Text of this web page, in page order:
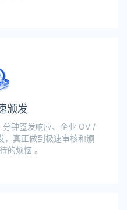
颁发
钟签发响应、企业 OV /
，真正做到极速审核和颁
的烦恼 。